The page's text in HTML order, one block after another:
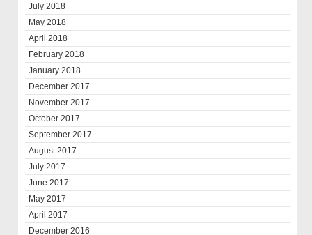
July 2018
May 2018
April 2018
February 2018
January 2018
December 2017
November 2017
October 2017
September 2017
August 2017
July 2017
June 2017
May 2017
April 2017
December 2016